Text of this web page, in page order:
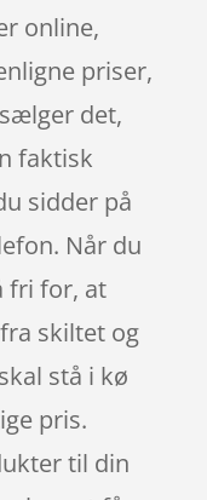
online,
priser,
det,
faktisk
sidder på
Når du
fri for, at
skiltet og
stå i kø
pris.
til din